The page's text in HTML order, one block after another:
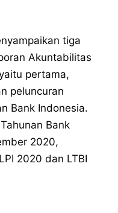
tiga
Akuntabilitas
pertama,
peluncuran
Bank Indonesia.
Bank
2020,
2020 dan LTBI